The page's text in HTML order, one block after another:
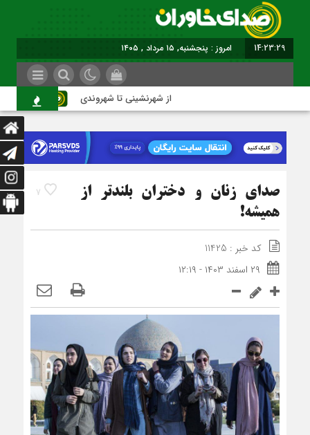
14:23:30 امروز : پنجشنبه, ۱۵ مرداد , ۱۴۰۵
از شهرنشینی تا شهروندی
7
صدای زنان و دختران بلندتر از
همیشه!
کد خبر : 11425
۲۹ اسفند ۱۴۰۳ - ۱۲:۱۹